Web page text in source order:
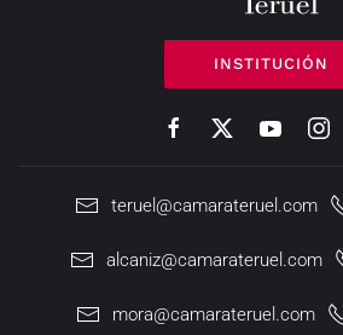
INSTITUCIÓN
teruel@camarateruel.com
alcaniz@camarateruel.com
mora@camarateruel.com